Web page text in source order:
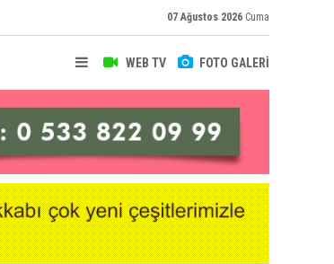
07 Ağustos 2026 Cuma
WEB TV FOTO GALERİ